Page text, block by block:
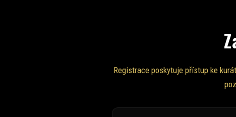
Registrace poskytuje přístup ke